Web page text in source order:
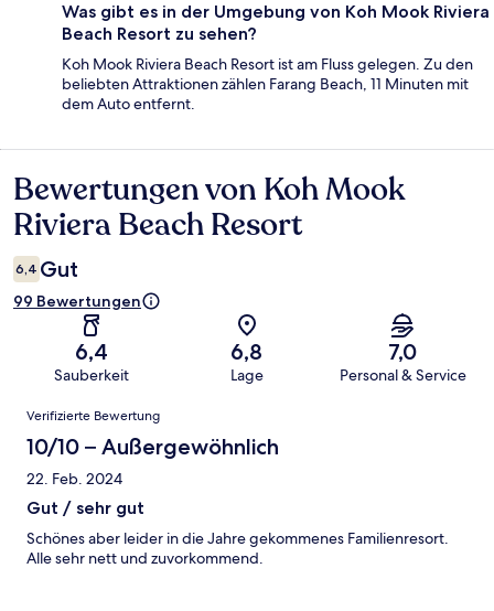
Was gibt es in der Umgebung von Koh Mook Riviera
Beach Resort zu sehen?
Koh Mook Riviera Beach Resort ist am Fluss gelegen. Zu den
beliebten Attraktionen zählen Farang Beach, 11 Minuten mit
dem Auto entfernt.
Bewertungen
Bewertungen von Koh Mook
Riviera Beach Resort
6,4 Gut
99 Bewertungen
6,4
Sauberkeit
6,8
Lage
7,0
Personal & Service
Bewertungen
Verifizierte Bewertung
10/10 – Außergewöhnlich
22. Feb. 2024
Gut / sehr gut
Schönes aber leider in die Jahre gekommenes Familienresort.
Alle sehr nett und zuvorkommend.